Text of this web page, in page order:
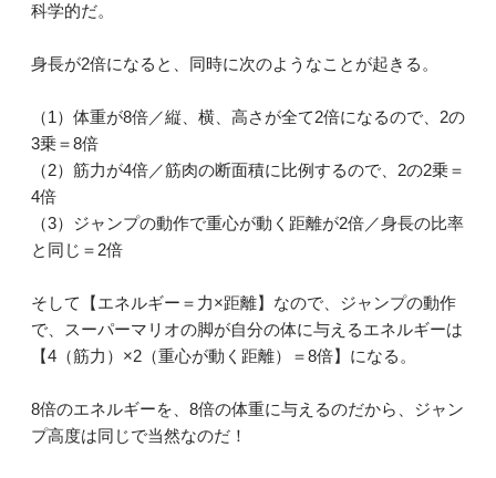
科学的だ。
身長が2倍になると、同時に次のようなことが起きる。
（1）体重が8倍／縦、横、高さが全て2倍になるので、2の
3乗＝8倍
（2）筋力が4倍／筋肉の断面積に比例するので、2の2乗＝
4倍
（3）ジャンプの動作で重心が動く距離が2倍／身長の比率
と同じ＝2倍
そして【エネルギー＝力×距離】なので、ジャンプの動作
で、スーパーマリオの脚が自分の体に与えるエネルギーは
【4（筋力）×2（重心が動く距離）＝8倍】になる。
8倍のエネルギーを、8倍の体重に与えるのだから、ジャン
プ高度は同じで当然なのだ！